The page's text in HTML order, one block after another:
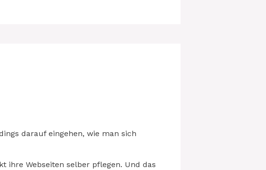
darauf eingehen, wie man sich
ihre Webseiten selber pflegen. Und das